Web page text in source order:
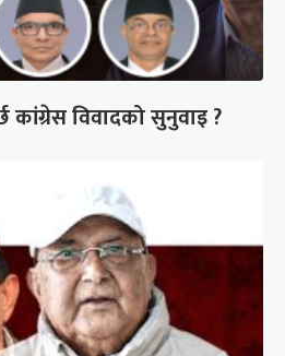
कांग्रेस विवादको सुनुवाइ ?